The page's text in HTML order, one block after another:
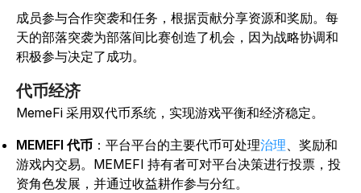
成员参与合作突袭和任务，根据贡献分享资源和奖励。每
天的部落突袭为部落间比赛创造了机会，因为战略协调和
积极参与决定了成功。
代币经济
MemeFi 采用双代币系统，实现游戏平衡和经济稳定。
MEMEFI 代币 ：平台平台的主要代币可处理治理、奖励和
游戏内交易。MEMEFI 持有者可对平台决策进行投票，投
资角色发展，并通过收益耕作参与分红。